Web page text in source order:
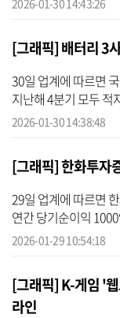
2026-01-30 14:43:26
[그래픽] 배터리 3
30일 업계에 따르면
지난해 4분기 모두 적
지난해 4분기 영업손
2026-01-30 14:38:48
[그래픽] 한화투자
29일 업계에 따르면
연간 당기순이익
프라이즈’를 기록했다
2026-01-29 10:54:18
[그래픽] K-게임 '
라인